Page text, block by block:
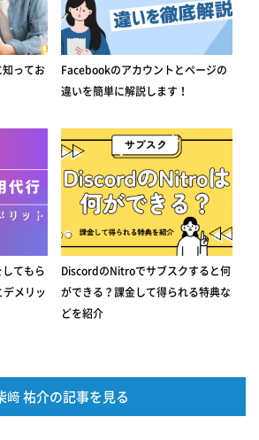
ってお
Facebookのアカウントとページの
違いを簡単に解説します！
てもら
メリッ
DiscordのNitroでサブスクすると何
ができる？課金して得られる特典な
どを紹介
﨑 祐介の記事を見る